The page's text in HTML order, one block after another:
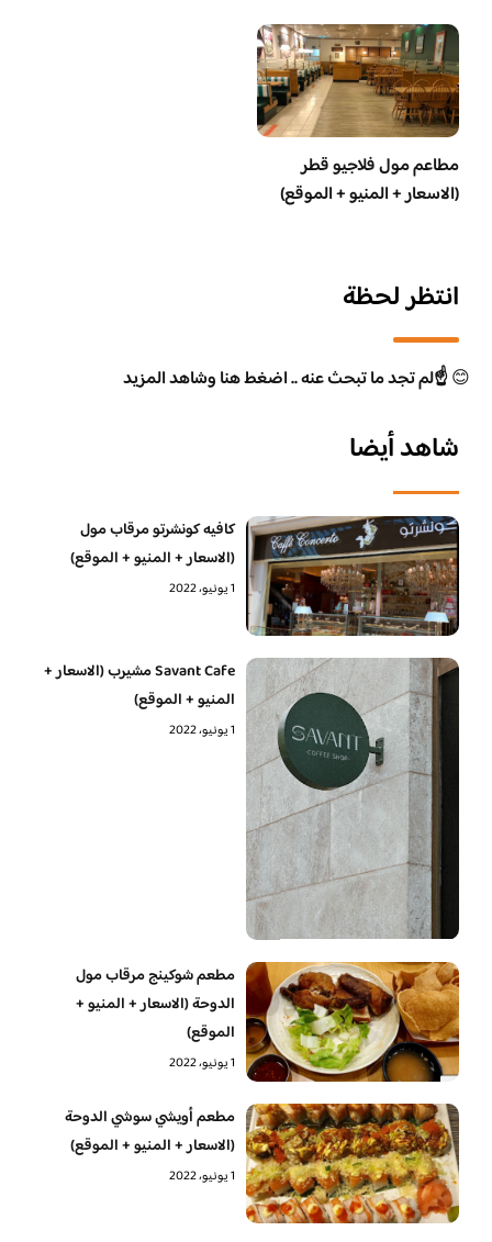
مطاعم مول فلاجيو قطر
(الاسعار + المنيو + الموقع)
انتظر لحظة
😊☝️لم تجد ما تبحث عنه .. اضغط هنا وشاهد المزيد
شاهد أيضا
كافيه كونشرتو مرقاب مول
(الاسعار + المنيو + الموقع)
1 يونيو، 2022
Savant Cafe مشيرب (الاسعار +
المنيو + الموقع)
1 يونيو، 2022
مطعم شوكينج مرقاب مول
الدوحة (الاسعار + المنيو +
الموقع)
1 يونيو، 2022
مطعم أويشي سوشي الدوحة
(الاسعار + المنيو + الموقع)
1 يونيو، 2022